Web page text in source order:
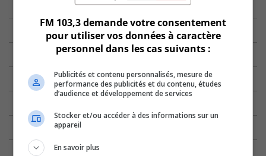
FM 103,3 demande votre consentement
pour utiliser vos données à caractère
personnel dans les cas suivants :
Publicités et contenu personnalisés, mesure de
performance des publicités et du contenu, études
d’audience et développement de services
Stocker et/ou accéder à des informations sur un
appareil
En savoir plus